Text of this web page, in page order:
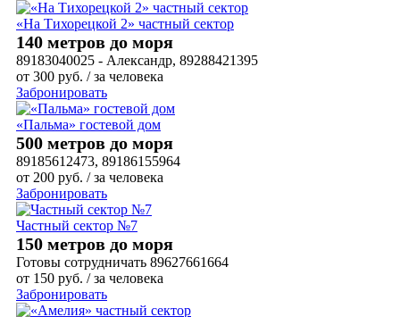
«На Тихорецкой 2» частный сектор
140 метров до моря
89183040025 - Александр, 89288421395
от 300 руб. / за человека
Забронировать
«Пальма» гостевой дом
500 метров до моря
89185612473, 89186155964
от 200 руб. / за человека
Забронировать
Частный сектор №7
150 метров до моря
Готовы сотрудничать 89627661664
от 150 руб. / за человека
Забронировать